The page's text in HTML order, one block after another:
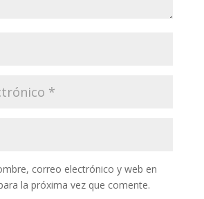
correo electrónico y web en
la próxima vez que comente.